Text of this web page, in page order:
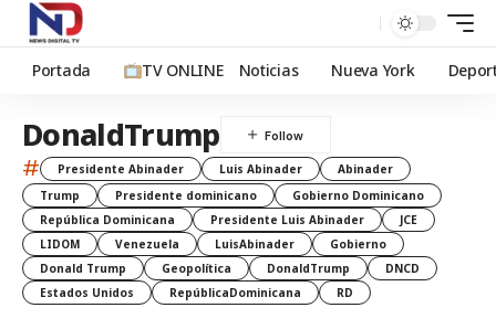
Portada TV ONLINE Noticias Nueva York
DonaldTrump
# Presidente Abinader Luis Abinader
Abinader
Trump
Presidente dominicano
Gobierno Dominicano
República Dominicana
Presidente Luis Abinader
JCE
LIDOM
Venezuela LuisAbinader
Gobierno
Donald Trump
Geopolítica DonaldTrump
DNCD
Estados Unidos
RepúblicaDominicana RD